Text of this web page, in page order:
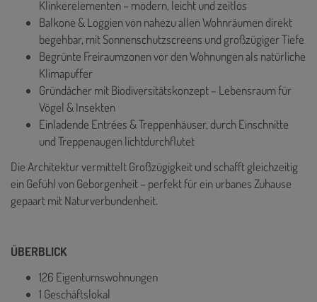
Klinkerelementen – modern, leicht und zeitlos
Balkone & Loggien von nahezu allen Wohnräumen direkt
begehbar, mit Sonnenschutzscreens und großzügiger Tiefe
Begrünte Freiraumzonen vor den Wohnungen als natürliche
Klimapuffer
Gründächer mit Biodiversitätskonzept – Lebensraum für
Vögel & Insekten
Einladende Entrées & Treppenhäuser, durch Einschnitte
und Treppenaugen lichtdurchflutet
Die Architektur vermittelt Großzügigkeit und schafft gleichzeitig
ein Gefühl von Geborgenheit – perfekt für ein urbanes Zuhause
gepaart mit Naturverbundenheit.
ÜBERBLICK
126 Eigentumswohnungen
1 Geschäftslokal